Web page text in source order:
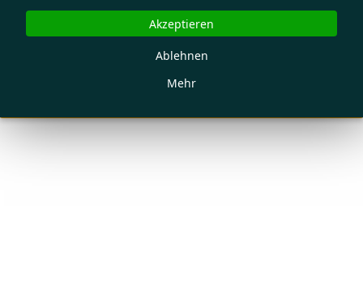
Mehr
Ablehnen
Akzeptieren